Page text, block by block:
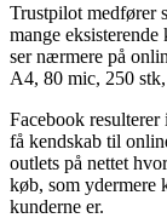
Trustpilot medfører
mange eksisterende
ser nærmere på
A4, 80 mic, 250
Facebook
få kendskab til
outlets på nettet
køb, som ydermere
kunderne er.